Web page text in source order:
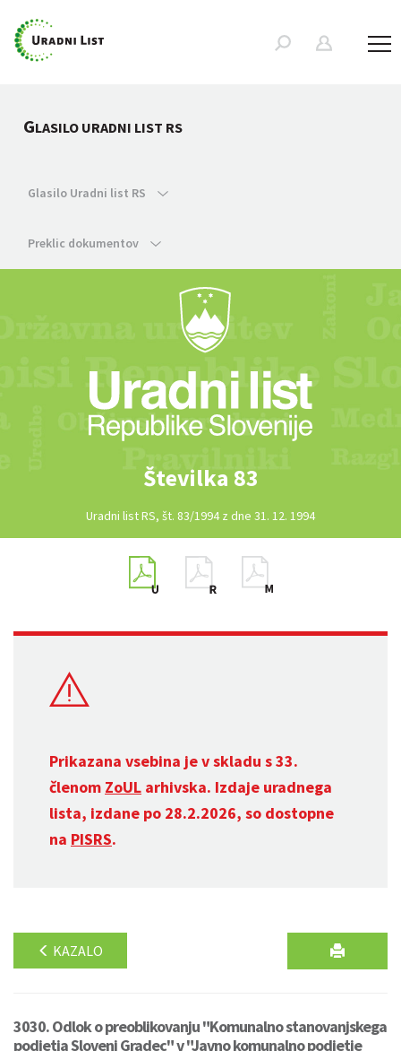
GLASILO URADNI LIST RS
Glasilo Uradni list RS
Preklic dokumentov
Številka 83
Uradni list RS, št. 83/1994 z dne 31. 12. 1994
Prikazana vsebina je v skladu s 33.
členom ZoUL arhivska. Izdaje uradnega
lista, izdane po 28.2.2026, so dostopne
na PISRS.
KAZALO
3030. Odlok o preoblikovanju "Komunalno stanovanjskega
podjetja Slovenj Gradec" v "Javno komunalno podjetje